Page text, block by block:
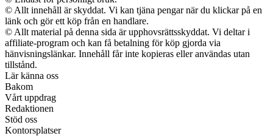
© Allt innehåll är skyddat. Vi kan tjäna pengar när du klickar på en
länk och gör ett köp från en handlare.
© Allt material på denna sida är upphovsrättsskyddat. Vi deltar i
affiliate-program och kan få betalning för köp gjorda via
hänvisningslänkar. Innehåll får inte kopieras eller användas utan
tillstånd.
Lär känna oss
Bakom
Vårt uppdrag
Redaktionen
Stöd oss
Kontorsplatser